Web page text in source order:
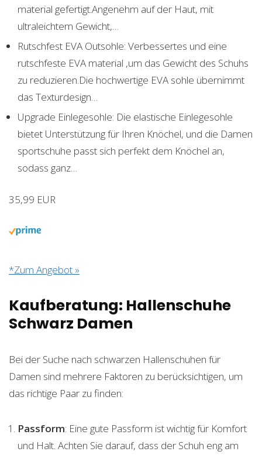
material gefertigt.Angenehm auf der Haut, mit
ultraleichtem Gewicht,…
Rutschfest EVA Outsohle: Verbessertes und eine
rutschfeste EVA material ,um das Gewicht des Schuhs
zu reduzieren.Die hochwertige EVA sohle übernimmt
das Texturdesign…
Upgrade Einlegesohle: Die elastische Einlegesohle
bietet Unterstützung für Ihren Knöchel, und die Damen
sportschuhe passt sich perfekt dem Knöchel an,
sodass ganz…
35,99 EUR
*Zum Angebot »
Kaufberatung: Hallenschuhe
Schwarz Damen
Bei der Suche nach schwarzen Hallenschuhen für
Damen sind mehrere Faktoren zu berücksichtigen, um
das richtige Paar zu finden:
Passform: Eine gute Passform ist wichtig für Komfort
und Halt. Achten Sie darauf, dass der Schuh eng am